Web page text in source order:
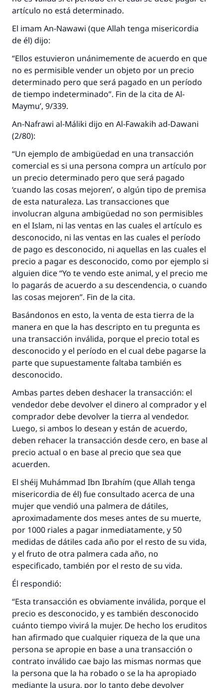
artículo no está determinado.
El imam An-Nawawi (que Allah tenga misericordia
de él) dijo:
“Ellos estuvieron unánimemente de acuerdo en que
no es permisible vender un objeto por un precio
determinado pero que será pagado en un período
de tiempo indeterminado”. Fin de la cita de Al-
Maymu’, 9/339.
An-Nafrawi al-Máliki dijo en Al-Fawakih ad-Dawani
(2/80):
“Un ejemplo de ambigüedad en una transacción
comercial es si una persona compra un artículo por
un precio determinado pero que será pagado
‘cuando las cosas mejoren’, o algún tipo de premisa
de esta naturaleza. Las transacciones que
involucran alguna ambigüedad no son permisibles
en el Islam, ni las ventas en las cuales el artículo es
desconocido, ni las ventas en las cuales el período
de pago es desconocido, ni aquellas en las cuales el
precio a pagar es desconocido, como por ejemplo si
alguien dice “Yo te vendo este animal, y el precio me
lo pagarás de acuerdo a su descendencia, o cuando
las cosas mejoren”. Fin de la cita.
Basándonos en esto, la venta de esta tierra de la
manera en que la has descripto en tu pregunta es
una transacción inválida, porque el precio total es
desconocido y el período en el cual debe pagarse la
parte que supuestamente faltaba también es
desconocido.
Ambas partes deben deshacer la transacción: el
vendedor debe devolver el dinero al comprador y el
comprador debe devolver la tierra al vendedor.
Luego, si ambos lo desean y están de acuerdo,
deben rehacer la transacción desde cero, en base al
precio actual o en base al precio que sea que
acuerden.
El shéij Muhámmad Ibn Ibrahím (que Allah tenga
misericordia de él) fue consultado acerca de una
mujer que vendió una palmera de dátiles,
aproximadamente dos meses antes de su muerte,
por 1000 riales a pagar inmediatamente, y 50
medidas de dátiles cada año por el resto de su vida,
y el fruto de otra palmera cada año, no
especificado, también por el resto de su vida.
Él respondió:
“Esta transacción es obviamente inválida, porque el
precio es desconocido, y es también desconocido
cuánto tiempo vivirá la mujer. De hecho los eruditos
han afirmado que cualquier riqueza de la que una
persona se apropie en base a una transacción o
contrato inválido cae bajo las mismas normas que
la persona que la ha robado o se la ha apropiado
mediante la usura, por lo tanto debe devolver
Desde la Q hasta la A, su contribución ayuda a
IslamQA.
Profeta ﷺ dijo:
"Una persona que orienta a otros a hacer el
bien obtendrá la misma recompensa que
aquellos que lo realicen."
(MUSLIM, 1893)
Contribuir